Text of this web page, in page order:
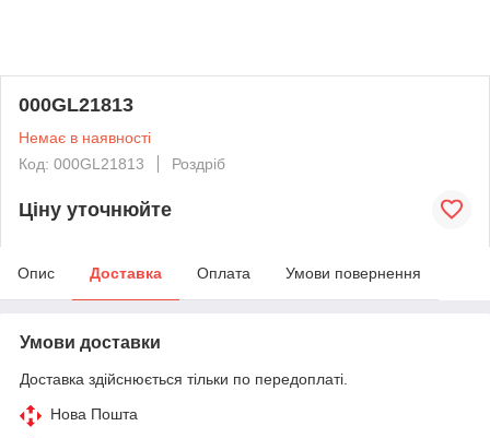
000GL21813
Немає в наявності
Код: 000GL21813
Роздріб
Ціну уточнюйте
Опис Доставка Оплата Умови повернення
Умови доставки
Доставка здійснюється тільки по передоплаті.
Нова Пошта